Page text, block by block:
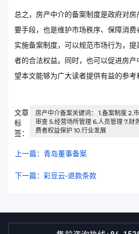
总之，房产中介的备案制度是政府对
要手段，也是维护市场秩序、保障消
实施备案制度，可以规范市场行为，
者的合法权益。同时，也可以促进房
望本文能够为广大读者提供有益的参考
文章
标
签：
房产中介备案关键词： 1.备案制度 2.
审查 5.经营场所管理 6.人员管理 7.财
费者权益保护 10.行业发展
上一篇：青岛董事备案
下一篇：彩豆云-退款条款